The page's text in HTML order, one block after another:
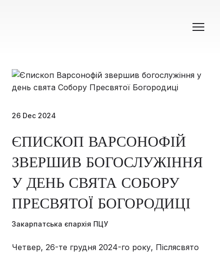
26 Dec 2024
ЄПИСКОП ВАРСОНОФІЙ
ЗВЕРШИВ БОГОСЛУЖІННЯ
У ДЕНЬ СВЯТА СОБОРУ
ПРЕСВЯТОЇ БОГОРОДИЦІ
Закарпатська єпархія ПЦУ
Четвер, 26-те грудня 2024-го року, Післясвято